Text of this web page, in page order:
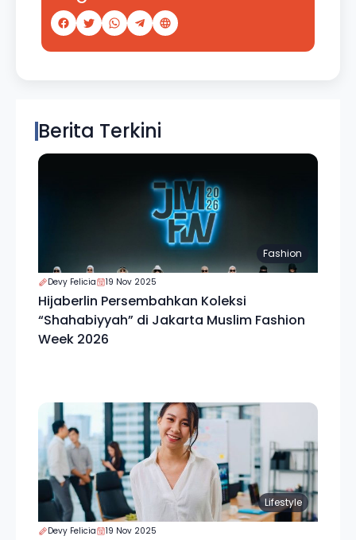
Berita Terkini
Fashion
Devy Felicia 19 Nov 2025
Hijaberlin Persembahkan Koleksi
“Shahabiyyah” di Jakarta Muslim Fashion
Week 2026
Lifestyle
Devy Felicia 19 Nov 2025